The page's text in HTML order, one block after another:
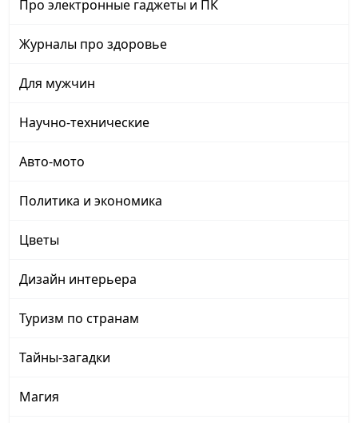
Про электронные гаджеты и ПК
Журналы про здоровье
Для мужчин
Научно-технические
Авто-мото
Политика и экономика
Цветы
Дизайн интерьера
Туризм по странам
Тайны-загадки
Магия